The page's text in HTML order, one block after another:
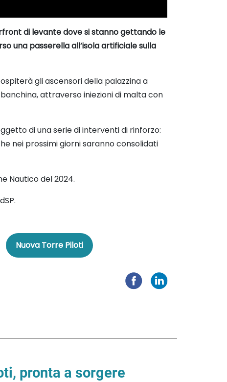
di levante dove si stanno gettando le
una passerella all’isola artificiale sulla
gli ascensori della palazzina a
attraverso iniezioni di malta con
di una serie di interventi di rinforzo:
nei prossimi giorni saranno consolidati
Nautico del 2024.
Nuova Torre Piloti
pronta a sorgere